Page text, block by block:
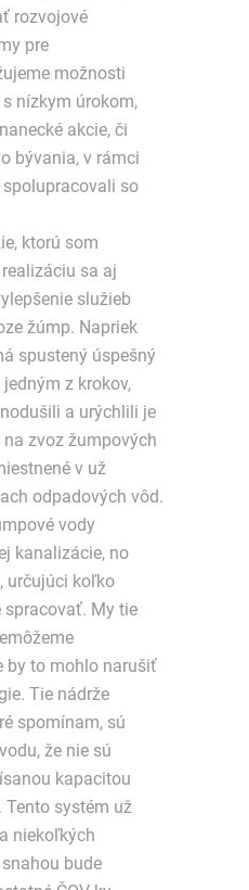
rozvojové
pre
možnosti
nízkym úrokom,
akcie, či
bývania, v rámci
so
ktorú som
sa aj
služieb
žúmp. Napriek
spustený úspešný
jedným z krokov,
a urýchlili je
zvoz žumpových
v už
odpadových vôd.
vody
kanalizácie, no
určujúci koľko
spracovať. My tie
by to mohlo narušiť
Tie nádrže
spomínam, sú
že nie sú
kapacitou
Tento systém už
niekoľkých
bude